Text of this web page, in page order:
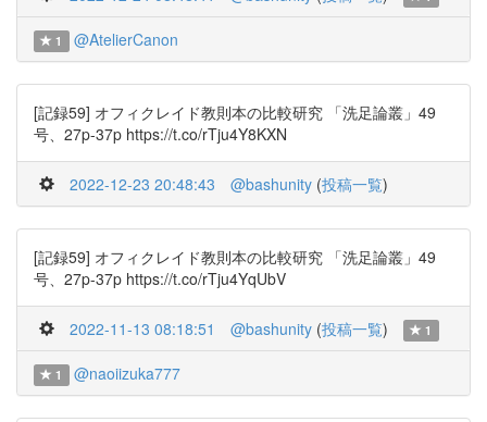
1 @AtelierCanon
[記録59] オフィクレイド教則本の比較研究 「洗足論叢」49
号、27p-37p https://t.co/rTju4Y8KXN
2022-12-23 20:48:43 @bashunity (投稿一覧)
[記録59] オフィクレイド教則本の比較研究 「洗足論叢」49
号、27p-37p https://t.co/rTju4YqUbV
2022-11-13 08:18:51 @bashunity (投稿一覧) 1
1 @naoiizuka777